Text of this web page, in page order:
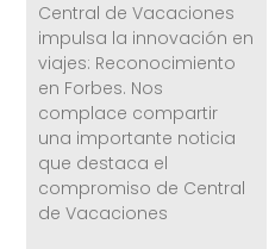
Central de Vacaciones
impulsa la innovación en
viajes: Reconocimiento
en Forbes. Nos
complace compartir
una importante noticia
que destaca el
compromiso de Central
de Vacaciones